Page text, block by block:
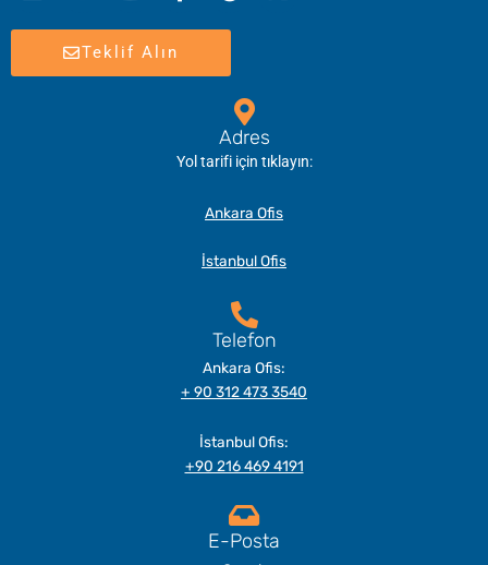
Teklif Alın
Adres
Yol tarifi için tıklayın:
Ankara Ofis
İstanbul Ofis
Telefon
Ankara Ofis:
+ 90 312 473 3540
İstanbul Ofis:
+90 216 469 4191
E-Posta